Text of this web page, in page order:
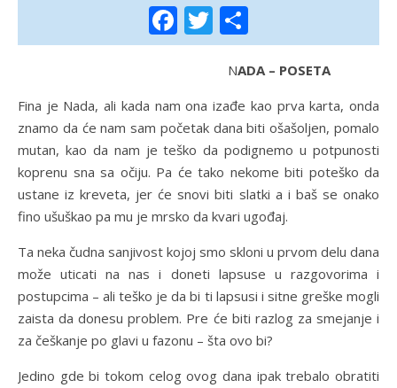
Facebook
Twitter
NADA – POSETA
Fina je Nada, ali kada nam ona izađe kao prva karta, onda
znamo da će nam sam početak dana biti ošašoljen, pomalo
mutan, kao da nam je teško da podignemo u potpunosti
koprenu sna sa očiju. Pa će tako nekome biti poteško da
ustane iz kreveta, jer će snovi biti slatki a i baš se onako
fino ušuškao pa mu je mrsko da kvari ugođaj.
Ta neka čudna sanjivost kojoj smo skloni u prvom delu dana
može uticati na nas i doneti lapsuse u razgovorima i
postupcima – ali teško je da bi ti lapsusi i sitne greške mogli
zaista da donesu problem. Pre će biti razlog za smejanje i
za češkanje po glavi u fazonu – šta ovo bi?
Jedino gde bi tokom celog ovog dana ipak trebalo obratiti